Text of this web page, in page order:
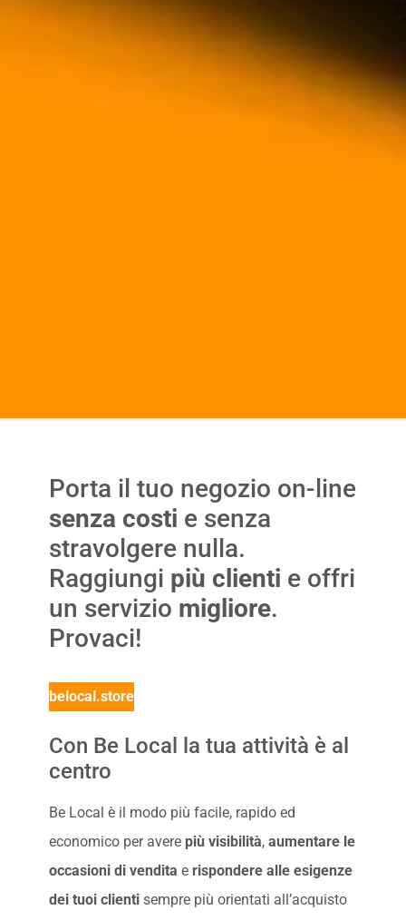
Porta il tuo negozio on-line
senza costi e senza
stravolgere nulla.
Raggiungi più clienti e offri
un servizio migliore.
Provaci!
belocal.store
Con Be Local la tua attività è al
centro
Be Local è il modo più facile, rapido ed
economico per avere più visibilità, aumentare le
occasioni di vendita e rispondere alle esigenze
dei tuoi clienti sempre più orientati all’acquisto